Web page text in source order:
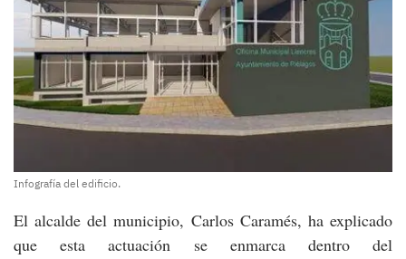
Infografía del edificio.
El alcalde del municipio, Carlos Caramés, ha explicado
que esta actuación se enmarca dentro del